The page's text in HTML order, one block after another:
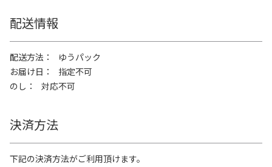
配送情報
配送方法
ゆうパック
お届け日
指定不可
のし
対応不可
決済方法
下記の決済方法がご利用頂けます。